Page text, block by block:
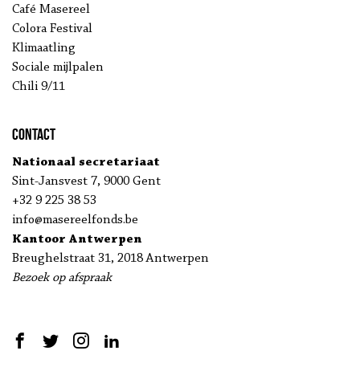
Café Masereel
Colora Festival
Klimaatling
Sociale mijlpalen
Chili 9/11
Contact
Nationaal secretariaat
Sint-Jansvest 7, 9000 Gent
+32 9 225 38 53
info@masereelfonds.be
Kantoor Antwerpen
Breughelstraat 31, 2018 Antwerpen
Bezoek op afspraak